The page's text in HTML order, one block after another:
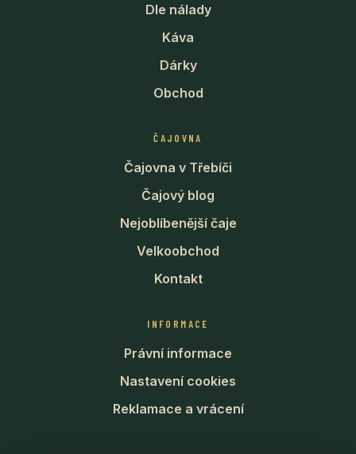
Dle nálady
Káva
Dárky
Obchod
ČAJOVNA
Čajovna v Třebíči
Čajový blog
Nejoblíbenější čaje
Velkoobchod
Kontakt
INFORMACE
Právní informace
Nastavení cookies
Reklamace a vrácení